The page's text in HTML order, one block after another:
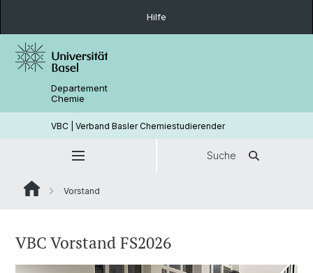
Hilfe
Departement
Chemie
VBC | Verband Basler Chemiestudierender
Suche
Vorstand
VBC Vorstand FS2026